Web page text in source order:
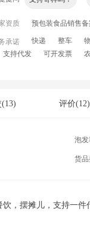
资质 预包装食品销售备
承诺 快递 整车
支持代发
可开发票
(13) 评价(12)
泡
货品
，摆摊儿，支持一件